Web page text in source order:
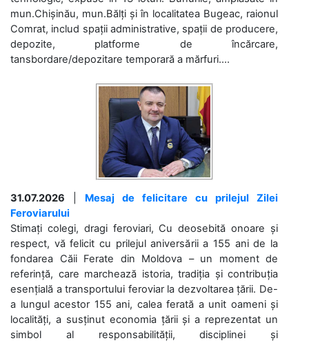
mun.Chișinău, mun.Bălți și în localitatea Bugeac, raionul
Comrat, includ spații administrative, spații de producere,
depozite, platforme de încărcare,
tansbordare/depozitare temporară a mărfuri....
31.07.2026
Mesaj de felicitare cu prilejul Zilei
Feroviarului
Stimați colegi, dragi feroviari, Cu deosebită onoare și
respect, vă felicit cu prilejul aniversării a 155 ani de la
fondarea Căii Ferate din Moldova – un moment de
referință, care marchează istoria, tradiția și contribuția
esențială a transportului feroviar la dezvoltarea țării. De-
a lungul acestor 155 ani, calea ferată a unit oameni și
localități, a susținut economia țării și a reprezentat un
simbol al responsabilității, disciplinei și